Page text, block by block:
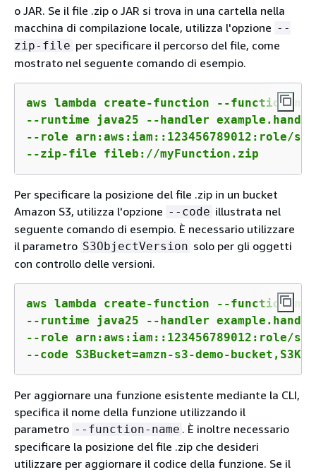
o JAR. Se il file .zip o JAR si trova in una cartella nella
macchina di compilazione locale, utilizza l'opzione --
zip-file per specificare il percorso del file, come
mostrato nel seguente comando di esempio.
aws lambda create-function --function-
--runtime java25 --handler
--role arn:aws:iam::123456789012:role/
--zip-file fileb://myFunction.zip
Per specificare la posizione del file .zip in un bucket
Amazon S3, utilizza l'opzione --code illustrata nel
seguente comando di esempio. È necessario utilizzare
il parametro S3ObjectVersion solo per gli oggetti
con controllo delle versioni.
aws lambda create-function --function-
--runtime java25 --handler
--role arn:aws:iam::123456789012:role/
--code S3Bucket=amzn-s3-demo-
Per aggiornare una funzione esistente mediante la CLI,
specifica il nome della funzione utilizzando il
parametro --function-name . È inoltre necessario
specificare la posizione del file .zip che desideri
utilizzare per aggiornare il codice della funzione. Se il